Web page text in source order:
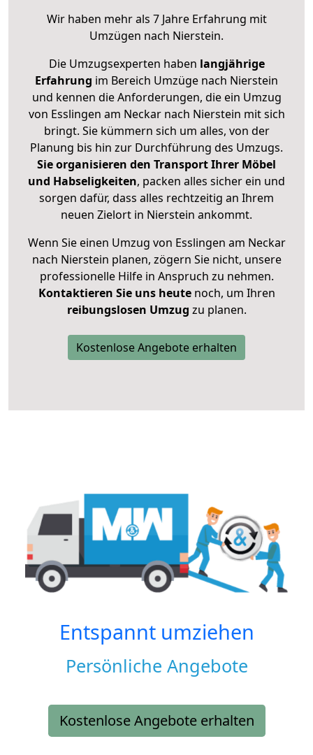
Wir haben mehr als 7 Jahre Erfahrung mit
Umzügen nach Nierstein.
Die Umzugsexperten haben langjährige
Erfahrung im Bereich Umzüge nach Nierstein
und kennen die Anforderungen, die ein Umzug
von Esslingen am Neckar nach Nierstein mit sich
bringt. Sie kümmern sich um alles, von der
Planung bis hin zur Durchführung des Umzugs.
Sie organisieren den Transport Ihrer Möbel
und Habseligkeiten, packen alles sicher ein und
sorgen dafür, dass alles rechtzeitig an Ihrem
neuen Zielort in Nierstein ankommt.
Wenn Sie einen Umzug von Esslingen am Neckar
nach Nierstein planen, zögern Sie nicht, unsere
professionelle Hilfe in Anspruch zu nehmen.
Kontaktieren Sie uns heutenoch, um Ihren
reibungslosen Umzug zu planen.
Kostenlose Angebote erhalten
Entspannt umziehen
Persönliche Angebote
Kostenlose Angebote erhalten